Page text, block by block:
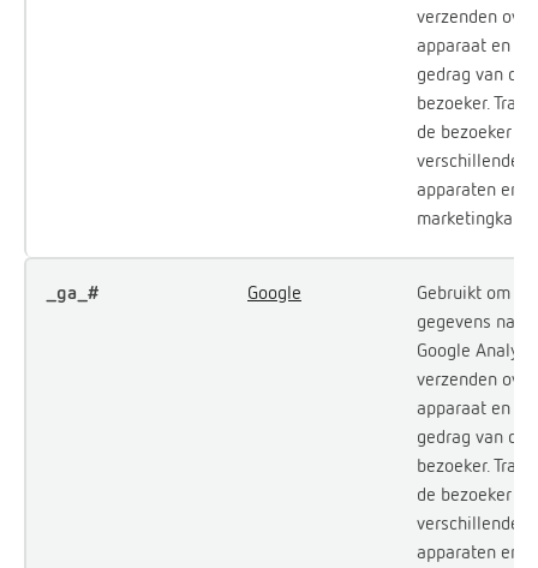
verzenden
apparaat en
gedrag van de
bezoeker.
de bezoeker op
verschillende
apparaten en
_ga_# Google
Gebruikt om
gegevens naar
Google
verzenden
apparaat en
gedrag van de
bezoeker.
de bezoeker op
verschillende
apparaten en